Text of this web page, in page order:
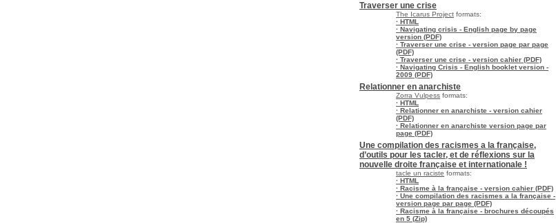
Traverser une crise
The Icarus Project formats:
· HTML
· Navigating crisis - English page by page
version (PDF)
· Traverser une crise - version page par page
(PDF)
· Traverser une crise - version cahier (PDF)
· Navigating Crisis - English booklet version -
2009 (PDF)
Relationner en anarchiste
Zorra Vulpess formats:
· HTML
· Relationner en anarchiste - version cahier
(PDF)
· Relationner en anarchiste version page par
page (PDF)
Une compilation des racismes a la française,
d’outils pour les tacler, et de réflexions sur la
nouvelle droite française et internationale !
tacle un raciste formats:
· HTML
· Racisme à la française - version cahier (PDF)
· Une compilation des racismes a la française -
version page par page (PDF)
· Racisme à la française - brochures découpés
en 5 (Zip)